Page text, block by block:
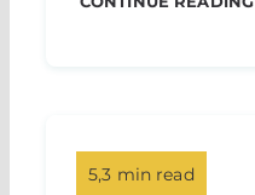
5,3 min read